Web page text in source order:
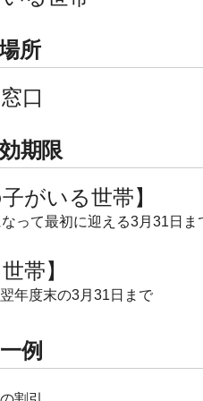
所
口
期限
がいる世帯】
って最初に迎える3月31日ま
帯】
年度末の3月31日まで
例